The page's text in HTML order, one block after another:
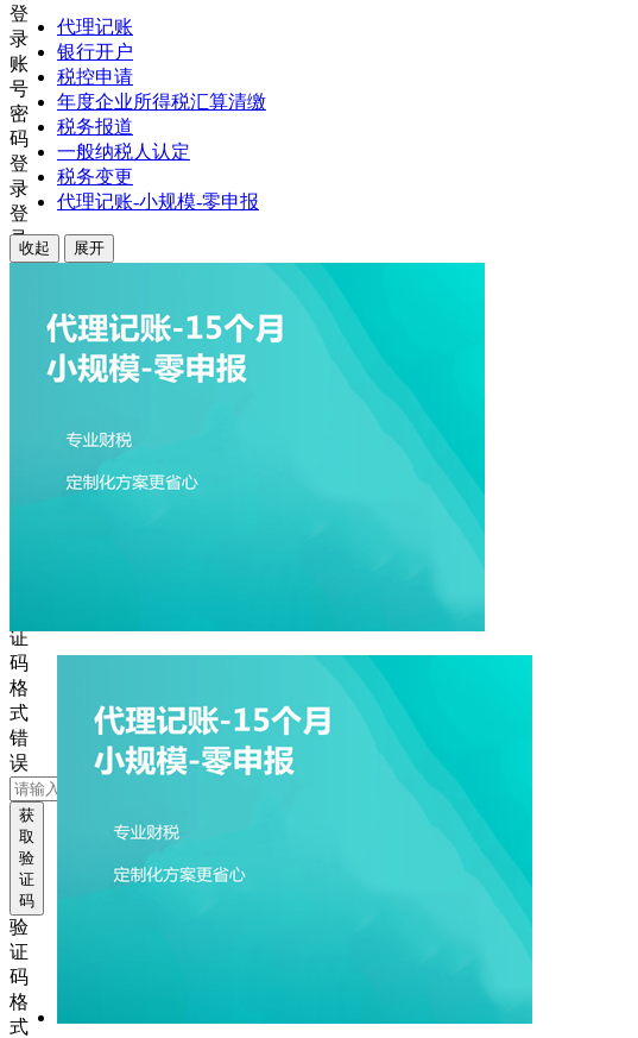
登
录
账
号
密
码
登
录
登
录
失
证
码
格
式
错
误
获
取
验
证
码
验
证
码
格
式
代理记账
银行开户
税控申请
年度企业所得税汇算清缴
税务报道
一般纳税人认定
税务变更
代理记账-小规模-零申报
收起 展开